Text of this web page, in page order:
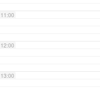
11:00
12:00
13:00